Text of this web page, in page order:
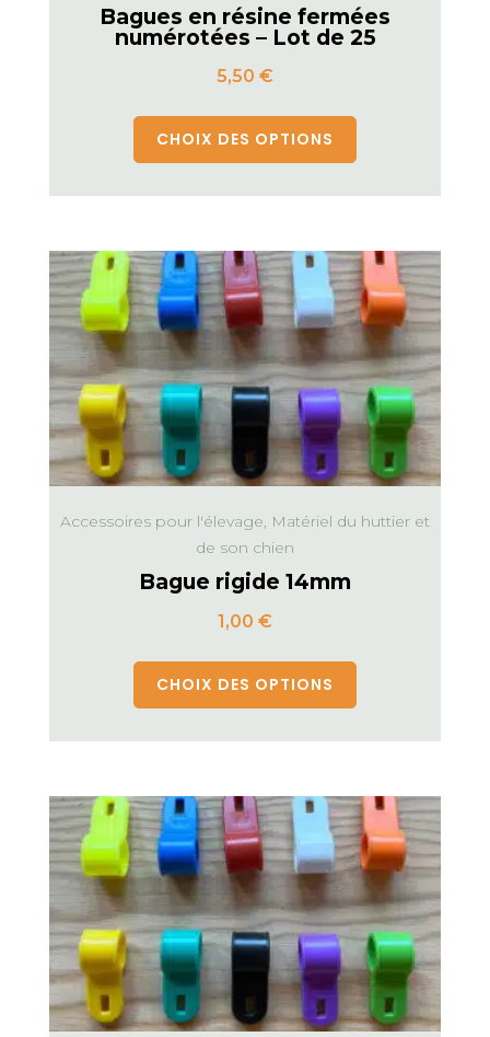
Bagues en résine fermées
numérotées – Lot de 25
5,50 €
CHOIX DES OPTIONS
Accessoires pour l'élevage, Matériel du huttier et
de son chien
Bague rigide 14mm
1,00 €
CHOIX DES OPTIONS